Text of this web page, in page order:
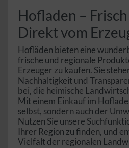
Hofladen –
Direkt vom
Hofläden bieten eine
frische und regionale
Erzeuger zu kaufen. Sie
Nachhaltigkeit und
bei, die heimische
Mit einem Einkauf im
selbst, sondern auch der
Nutzen Sie unsere
Ihrer Region zu finden, und
Vielfalt der regionalen